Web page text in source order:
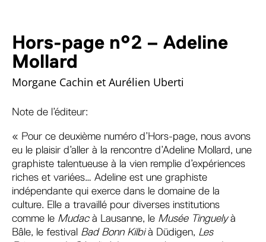
Hors-page n°2 – Adeline
Mollard
Morgane Cachin et Aurélien Uberti
Note de l’éditeur:
« Pour ce deuxième numéro d’Hors-page, nous avons
eu le plaisir d’aller à la rencontre d’Adeline Mollard, une
graphiste talentueuse à la vien remplie d’expériences
riches et variées… Adeline est une graphiste
indépendante qui exerce dans le domaine de la
culture. Elle a travaillé pour diverses institutions
comme le Mudacà Lausanne, le Musée Tinguelyà
Bâle, le festival Bad Bonn Kilbià Düdigen, Les